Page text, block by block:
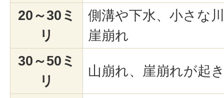
20～30ミ
リ
側溝や下水、小さな
崖崩れ
30～50ミ
リ
山崩れ、崖崩れが起